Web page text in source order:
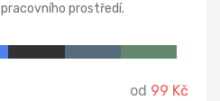
prostředí.
od 99 Kč